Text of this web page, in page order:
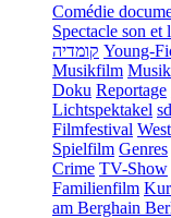
Comédie
Spectacle son et
קומדיה Young-
Musikfilm
Doku Reportage
Lichtspektakel
Filmfestival
Spielfilm Genres
Crime TV-Show
Familienfilm
am Berghain